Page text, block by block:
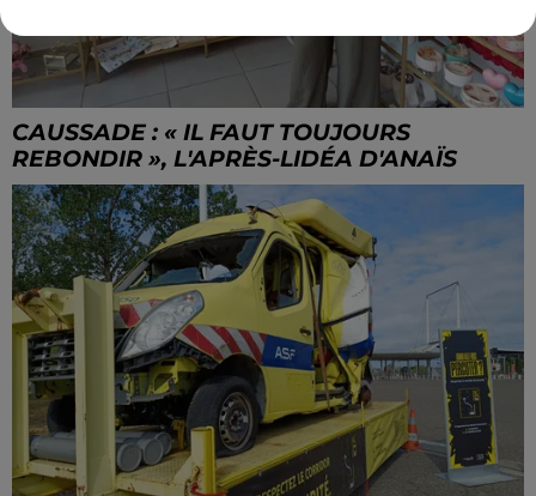
CAUSSADE : « IL FAUT TOUJOURS
REBONDIR », L'APRÈS-LIDÉA D'ANAÏS